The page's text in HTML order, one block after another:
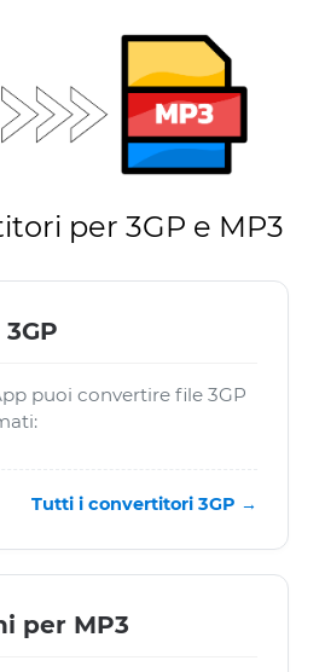
per 3GP e MP3
puoi convertire file 3GP
Tutti i convertitori 3GP →
per MP3